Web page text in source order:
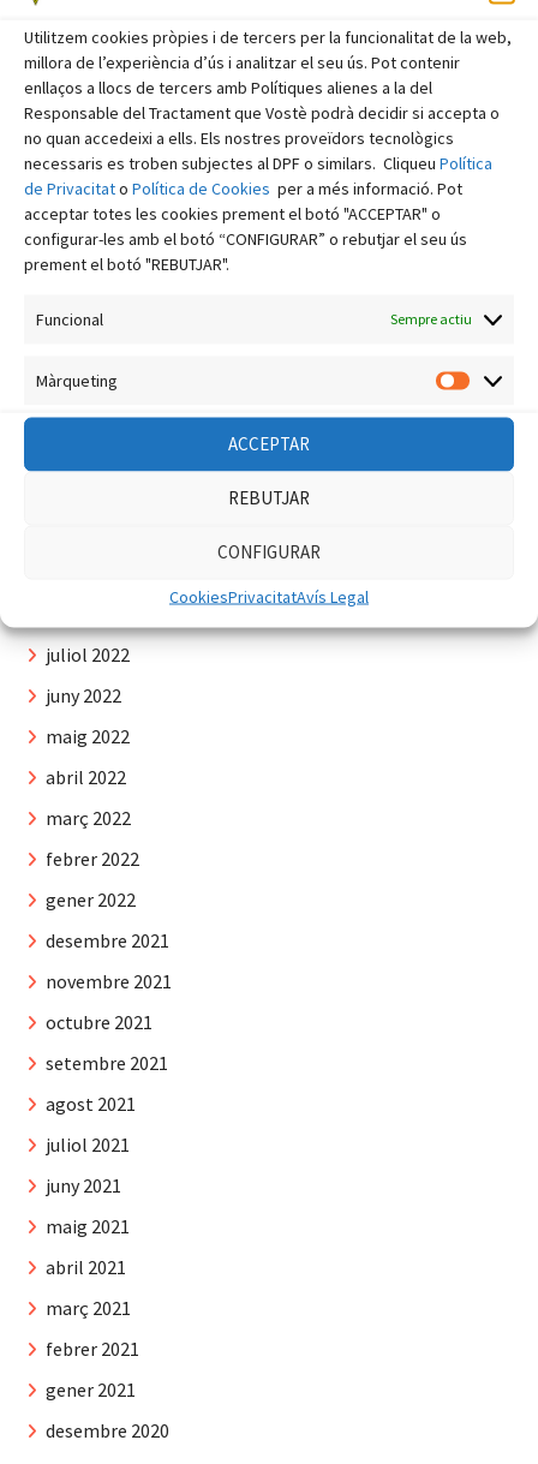
Utilitzem cookies pròpies i de tercers per la funcionalitat de la web,
millora de l’experiència d’ús i analitzar el seu ús. Pot contenir
enllaços a llocs de tercers amb Polítiques alienes a la del
Responsable del Tractament que Vostè podrà decidir si accepta o
no quan accedeixi a ells. Els nostres proveïdors tecnològics
necessaris es troben subjectes al DPF o similars. Cliqueu Política
de Privacitato Política de Cookies per a més informació. Pot
acceptar totes les cookies prement el botó "ACCEPTAR" o
configurar-les amb el botó “CONFIGURAR” o rebutjar el seu ús
prement el botó "REBUTJAR".
Funcional Sempre actiu
Màrqueting
ACCEPTAR
REBUTJAR
CONFIGURAR
CookiesPrivacitatAvís Legal
octubre 2023
setembre 2023
agost 2023
juliol 2023
juny 2023
maig 2023
març 2023
febrer 2023
juliol 2022
juny 2022
maig 2022
abril 2022
març 2022
febrer 2022
gener 2022
desembre 2021
novembre 2021
octubre 2021
setembre 2021
agost 2021
juliol 2021
juny 2021
maig 2021
abril 2021
març 2021
febrer 2021
gener 2021
desembre 2020